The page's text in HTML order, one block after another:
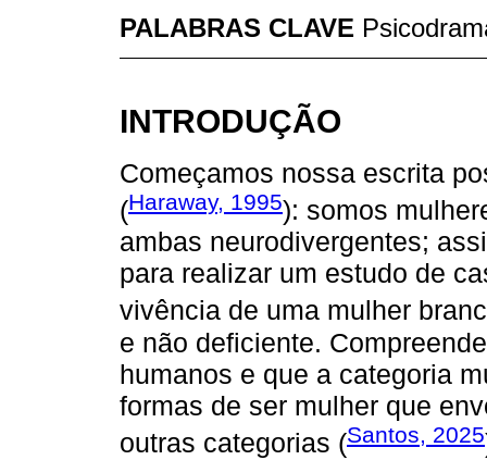
PALABRAS CLAVE
INTRODUÇÃO
Começamos nossa escrita
(Haraway, 1995): somos
ambas neurodivergentes;
para realizar um estudo de
vivência de uma mulher
e não deficiente.
humanos e que a categoria
formas de ser mulher que
outras categorias (Santos, 2025